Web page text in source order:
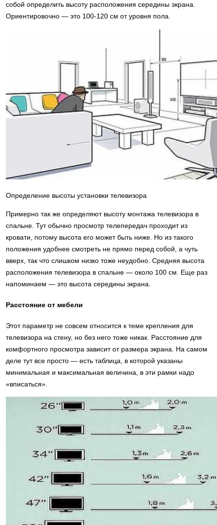
собой определить высоту расположения середины экрана.
Ориентировочно — это 100-120 см от уровня пола.
Определение высоты установки телевизора
Примерно так же определяют высоту монтажа телевизора в
спальне. Тут обычно просмотр телепередач проходит из
кровати, потому высота его может быть ниже. Но из такого
положения удобнее смотреть не прямо перед собой, а чуть
вверх, так что слишком низко тоже неудобно. Средняя высота
расположения телевизора в спальне — около 100 см. Еще раз
напоминаем — это высота середины экрана.
Расстояние от мебели
Этот параметр не совсем относится к теме крепления для
телевизора на стену, но без него тоже никак. Расстояние для
комфортного просмотра зависит от размера экрана. На самом
деле тут все просто — есть таблица, в которой указаны
минимальная и максимальная величина, в эти рамки надо
«вписаться».